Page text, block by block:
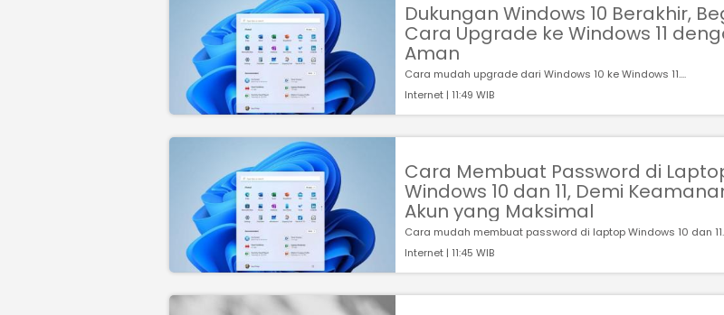
Dukungan Windows 10 Berakhir,
Cara Upgrade ke Windows 11
Aman
Cara mudah upgrade dari Windows 10 ke Windows 11....
Internet | 11:49 WIB
Cara Membuat Password di
Windows 10 dan 11, Demi
Akun yang Maksimal
Cara mudah membuat password di laptop Windows 10 dan
Internet | 11:45 WIB